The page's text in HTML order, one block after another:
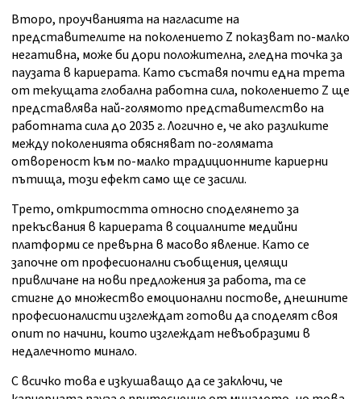
Второ, проучванията на нагласите на
представителите на поколението Z показват по-малко
негативна, може би дори положителна, гледна точка за
паузата в кариерата. Като съставя почти една трета
от текущата глобална работна сила, поколението Z ще
представлява най-голямото представителство на
работната сила до 2035 г. Логично е, че ако разликите
между поколенията обясняват по-голямата
отвореност към по-малко традиционните кариерни
пътища, този ефект само ще се засили.
Трето, откритостта относно споделянето за
прекъсвания в кариерата в социалните медийни
платформи се превърна в масово явление. Като се
започне от професионални съобщения, целящи
привличане на нови предложения за работа, та се
стигне до множество емоционални постове, днешните
професионалисти изглеждат готови да споделят своя
опит по начини, които изглеждат невъобразими в
недалечното минало.
С всичко това е изкушаващо да се заключи, че